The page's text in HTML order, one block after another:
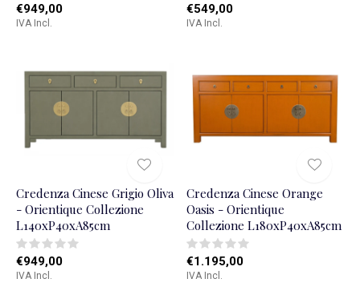
€949,00
IVA Incl.
€549,00
IVA Incl.
Credenza Cinese Grigio Oliva
- Orientique Collezione
L140xP40xA85cm
€949,00
IVA Incl.
Credenza Cinese Orange
Oasis - Orientique
Collezione L180xP40xA85cm
€1.195,00
IVA Incl.